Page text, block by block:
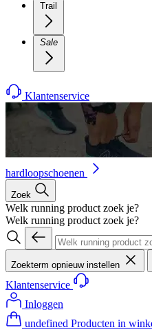
Trail
Sale
Klantenservice
hardloopschoenen
Zoek
Welk running product zoek je?
Welk running product zoek je?
Zoekterm opnieuw instellen
Klantenservice
Inloggen
undefined Producten in